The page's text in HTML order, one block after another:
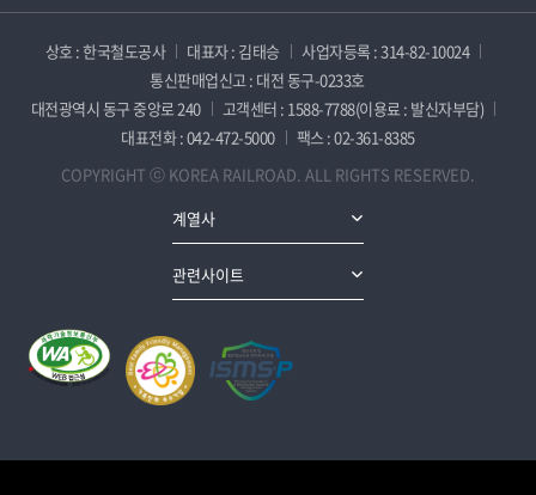
상호 : 한국철도공사 대표자 : 김태승
사업자등록 : 314-82-10024
통신판매업신고 : 대전 동구-0233호
대전광역시 동구 중앙로 240
고객센터 : 1588-7788(이용료 : 발신자부담)
대표전화 : 042-472-5000
팩스 : 02-361-8385
COPYRIGHT ⓒ KOREA RAILROAD. ALL RIGHTS RESERVED.
계열사
관련사이트